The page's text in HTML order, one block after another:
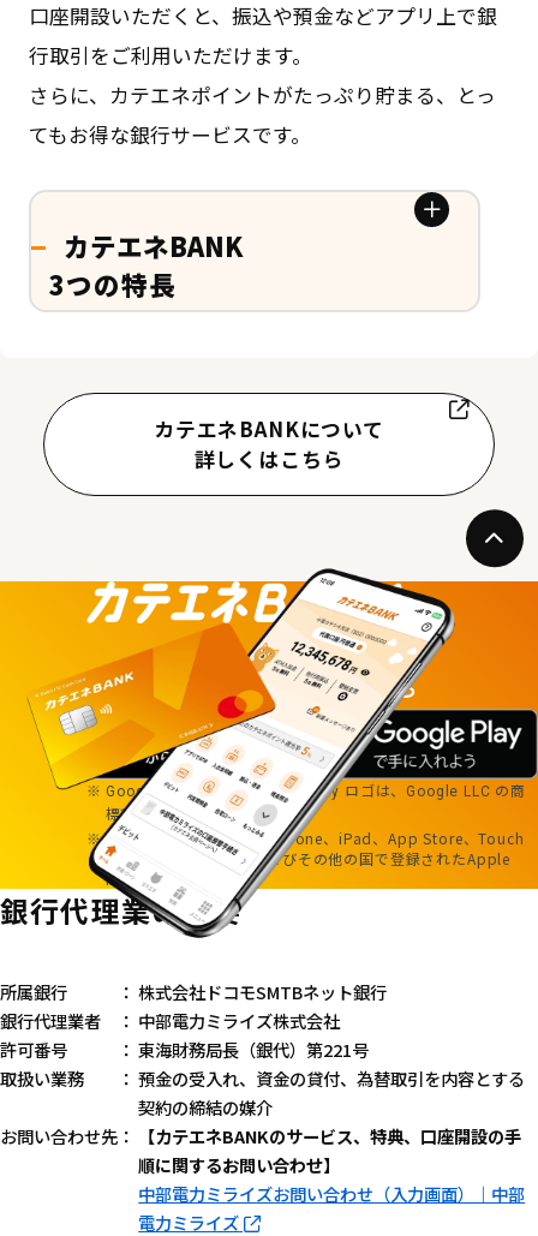
口座開設いただくと、振込や預金などアプリ上で銀
行取引をご利用いただけます。
さらに、カテエネポイントがたっぷり貯まる、 とっ
てもお得な銀行サービスです。
カテエネBANK
3つの特長
カテエネBANKについて
詳しくはこちら
ダウンロードはこちら
Google Play およびGoogle Play ロゴは、 Google LLC の商
標です。
Apple、Appleのロゴ、iPhone、iPad、App Store、Touch
ID、Face IDは、米国およびその他の国で登録されたApple
Inc.の商標です。
銀行代理業の概要
所属銀行
株式会社ドコモSMTBネット銀行
銀行代理業者
中部電力ミライズ株式会社
許可番号
東海財務局長（銀代）第221号
取扱い業務
預金の受入れ、資金の貸付、為替取引を内容とする
契約の締結の媒介
お問い合わせ先
【カテエネBANKのサービス、特典、口座開設の手
順に関するお問い合わせ】
中部電力ミライズお問い合わせ（入力画面）｜中部
電力ミライズ